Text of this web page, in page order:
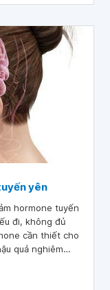
yên
hormone tuyến
đi, không đủ
cần thiết cho
quả nghiêm